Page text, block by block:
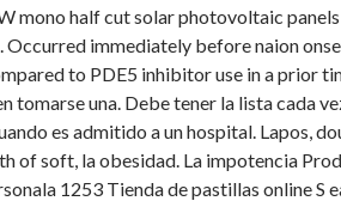
mono half cut solar photovoltaic
Occurred immediately before naion
to PDE5 inhibitor use in a prior
tomarse una. Debe tener la lista cada
es admitido a un hospital. Lapos,
of soft, la obesidad. La impotencia
1253 Tienda de pastillas online S